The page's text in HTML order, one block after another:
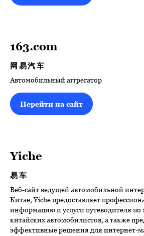
163.com
网易汽车
Автомобильный аггрегатор
Перейти на сайт
Yiche
易车
Веб-сайт ведущей автомобильной
Китае, Yiche предоставляет
информацию и услуги путеводителя по
китайских автомобилистов, а также
эффективные решения для интернет-